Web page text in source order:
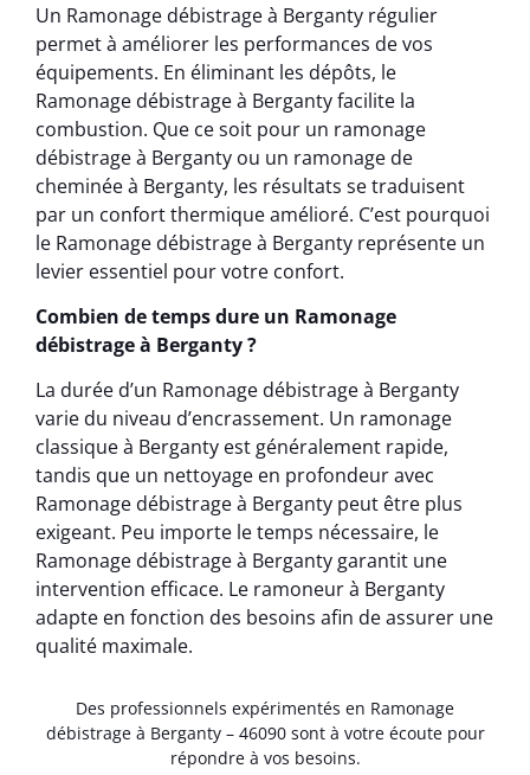
Un Ramonage débistrage à Berganty régulier
permet à améliorer les performances de vos
équipements. En éliminant les dépôts, le
Ramonage débistrage à Berganty facilite la
combustion. Que ce soit pour un ramonage
débistrage à Berganty ou un ramonage de
cheminée à Berganty, les résultats se traduisent
par un confort thermique amélioré. C’est pourquoi
le Ramonage débistrage à Berganty représente un
levier essentiel pour votre confort.
Combien de temps dure un Ramonage
débistrage à Berganty ?
La durée d’un Ramonage débistrage à Berganty
varie du niveau d’encrassement. Un ramonage
classique à Berganty est généralement rapide,
tandis que un nettoyage en profondeur avec
Ramonage débistrage à Berganty peut être plus
exigeant. Peu importe le temps nécessaire, le
Ramonage débistrage à Berganty garantit une
intervention efficace. Le ramoneur à Berganty
adapte en fonction des besoins afin de assurer une
qualité maximale.
Des professionnels expérimentés en Ramonage
débistrage à Berganty – 46090 sont à votre écoute pour
répondre à vos besoins.